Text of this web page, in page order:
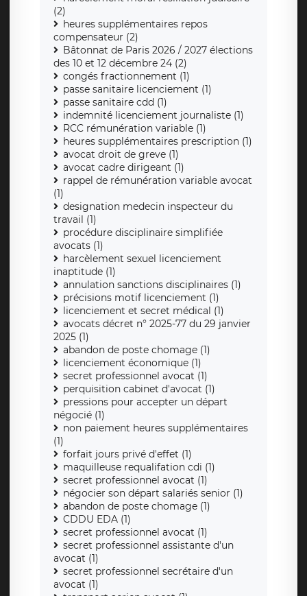
(2)
heures supplémentaires repos
compensateur (2)
Bâtonnat de Paris 2026 / 2027 élections
des 10 et 12 décembre 24 (2)
congés fractionnement (1)
passe sanitaire licenciement (1)
passe sanitaire cdd (1)
indemnité licenciement journaliste (1)
RCC rémunération variable (1)
heures supplémentaires prescription (1)
avocat droit de greve (1)
avocat cadre dirigeant (1)
rappel de rémunération variable avocat
(1)
designation medecin inspecteur du
travail (1)
procédure disciplinaire simplifiée
avocats (1)
harcèlement sexuel licenciement
inaptitude (1)
annulation sanctions disciplinaires (1)
précisions motif licenciement (1)
licenciement et secret médical (1)
avocats décret n° 2025-77 du 29 janvier
2025 (1)
abandon de poste chomage (1)
licenciement économique (1)
secret professionnel avocat (1)
perquisition cabinet d'avocat (1)
pressions pour accepter un départ
négocié (1)
non paiement heures supplémentaires
(1)
forfait jours privé d'effet (1)
maquilleuse requalifation cdi (1)
secret professionnel avocat (1)
négocier son départ salariés senior (1)
abandon de poste chomage (1)
CDDU EDA (1)
secret professionnel avocat (1)
secret professionnel assistante d'un
avocat (1)
secret professionnel secrétaire d'un
avocat (1)